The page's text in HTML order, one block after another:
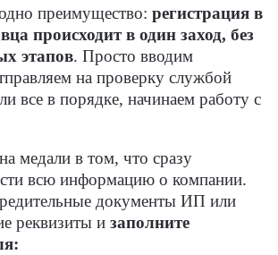
преимущество: регистрация в
происходит в один заход, без
этапов. Просто вводим
на проверку службой
все в порядке, начинаем работу с
медали в том, что сразу
всю информацию о компании.
документы ИП или
реквизиты и заполните